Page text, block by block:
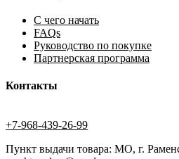
С чего начать
FAQs
Руководство по покупке
Партнерская программа
Контакты
+7-968-439-26-99
Пункт выдачи товара: МО, г.